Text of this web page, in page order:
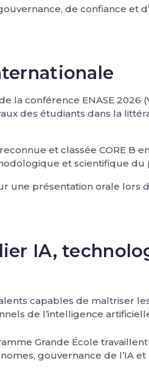
de confiance et
conférence ENASE 2026
des étudiants dans la
et classée CORE B
et scientifique du
une présentation orale lors
IA,
capables de maîtriser
de l’intelligence
Grande École
gouvernance de l’IA et